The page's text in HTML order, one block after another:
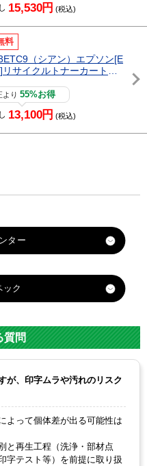
15,530円 (税込)
料
（シアン）エプソン[E
リサイクルトナーカートリ
より55%お得
13,100円 (税込)
プソン
LPCA3
K ブラ
ック
LPCA3
シア
ン
ブラッ
ク
シアン
質問
が、印字ムラや汚れのリスク
よって個体差が出る可能性は
と再生工程（洗浄・部材点
字テスト等）を前提に取り扱